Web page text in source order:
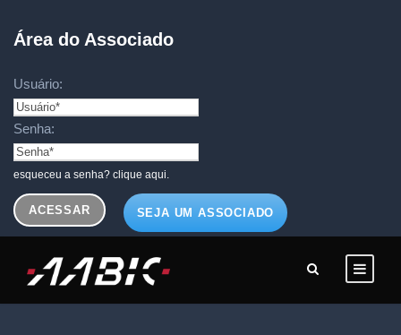
Área do Associado
Usuário:
Senha:
esqueceu a senha? clique aqui.
SEJA UM ASSOCIADO